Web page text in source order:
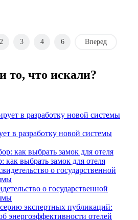
2 3 4 6 Вперед
то, что искали?
в разработку новой системы
как выбрать замок для отеля
о государственной